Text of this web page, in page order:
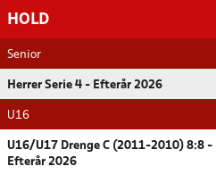
HOLD
Senior
Herrer Serie 4 - Efterår 2026
U16
U16/U17 Drenge C (2011-2010) 8:8 -
Efterår 2026